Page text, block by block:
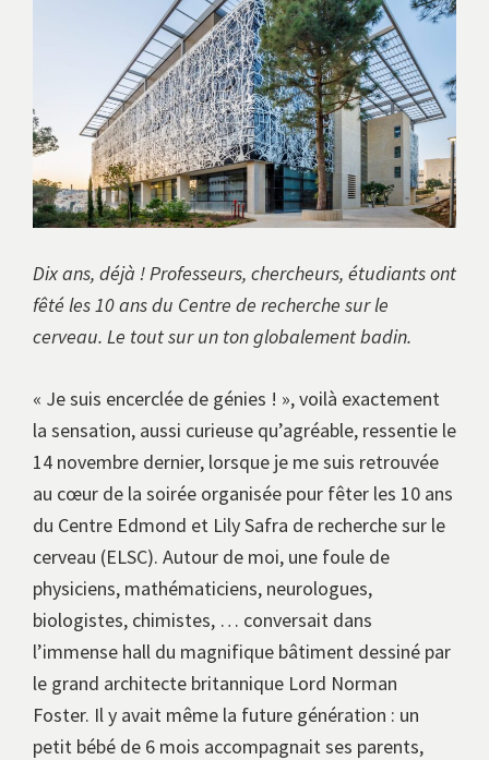
européens.
Dix ans, déjà ! Professeurs, chercheurs, étudiants ont
fêté les 10 ans du Centre de recherche sur le
cerveau. Le tout sur un ton globalement badin.
« Je suis encerclée de génies ! », voilà exactement
la sensation, aussi curieuse qu’agréable, ressentie le
14 novembre dernier, lorsque je me suis retrouvée
au cœur de la soirée organisée pour fêter les 10 ans
du Centre Edmond et Lily Safra de recherche sur le
cerveau (ELSC). Autour de moi, une foule de
physiciens, mathématiciens, neurologues,
biologistes, chimistes, … conversait dans
l’immense hall du magnifique bâtiment dessiné par
le grand architecte britannique Lord Norman
Foster. Il y avait même la future génération : un
petit bébé de 6 mois accompagnait ses parents,